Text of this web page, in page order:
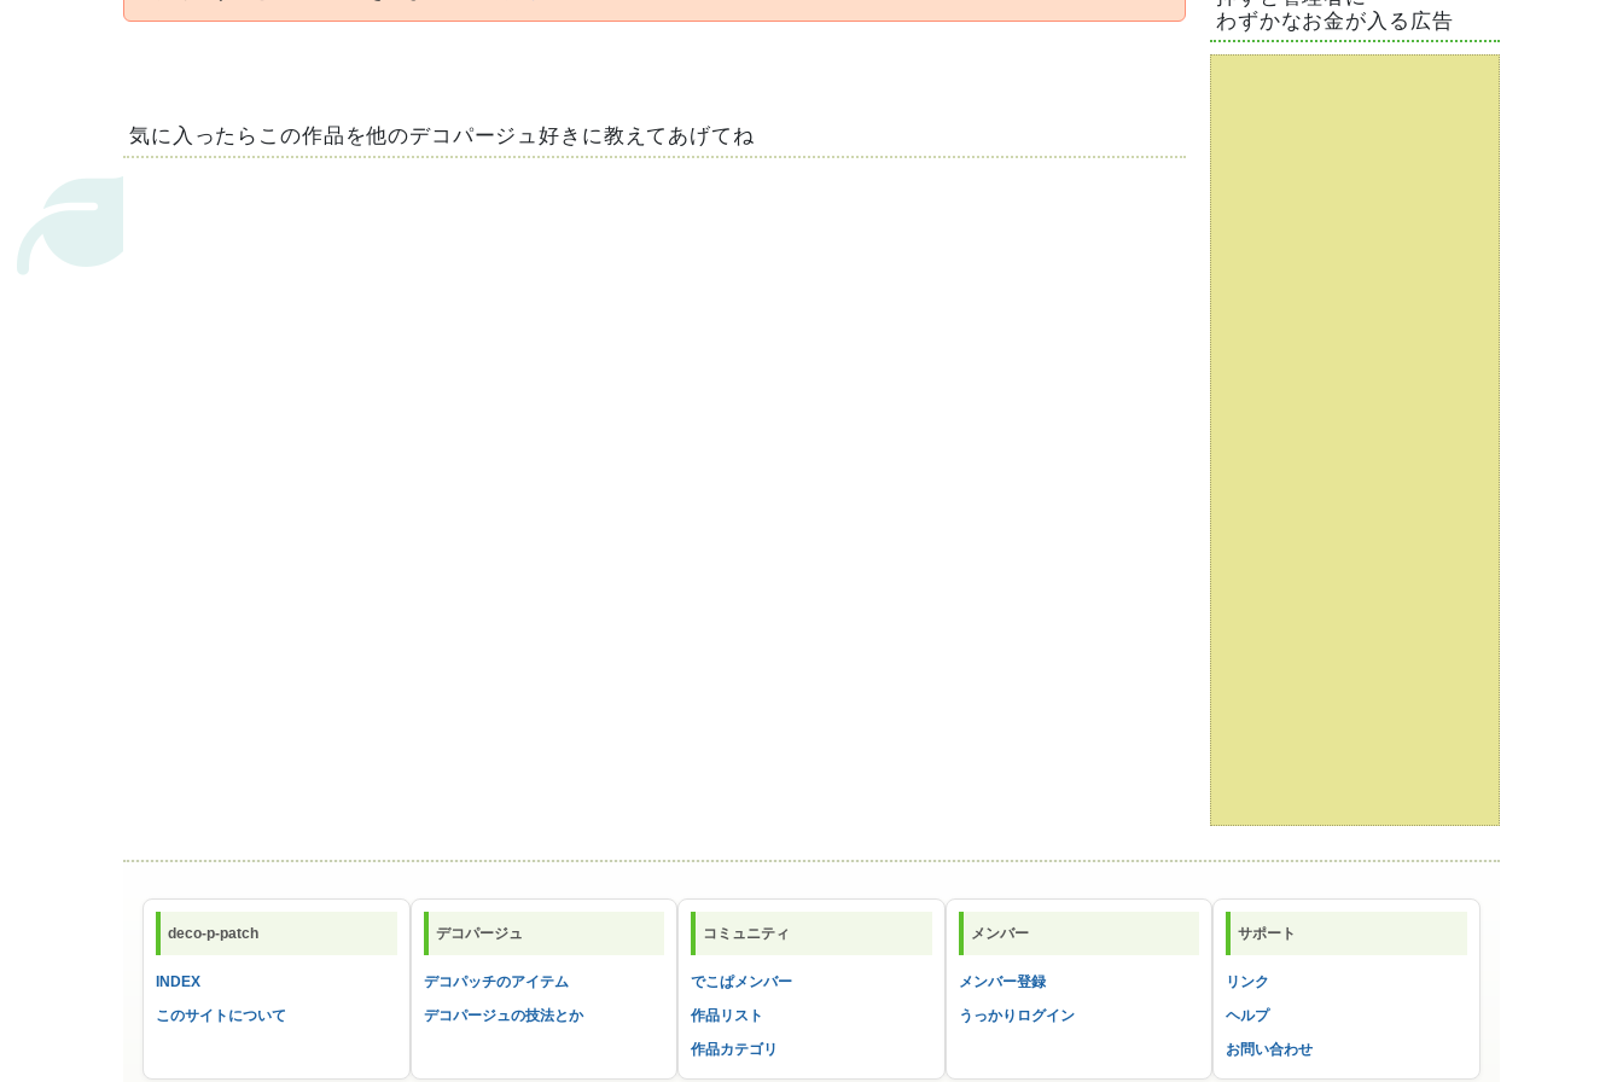
わずかなお金が入る広告
気に入ったらこの作品を他のデコパージュ好きに教えてあげてね
deco-p-patch
INDEX
このサイトについて
デコパージュ
デコパッチのアイテム
デコパージュの技法とか
コミュニティ
でこぱメンバー
作品リスト
作品カテゴリ
メンバー
メンバー登録
うっかりログイン
サポート
リンク
ヘルプ
お問い合わせ